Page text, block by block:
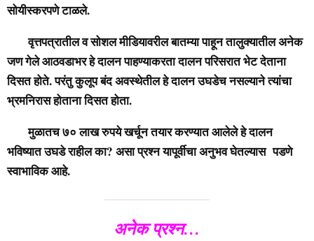
सोयीस्करपणे टाळले.
वृत्तपत्रातील व सोशल मीडियावरील बातम्या पाहून तालुक्यातील अनेक
जण गेले आठवडाभर हे दालन पाहण्याकरता दालन परिसरात भेट देताना
दिसत होते. परंतु कुलूप बंद अवस्थेतील हे दालन उघडेच नसल्याने त्यांचा
भ्रमनिरास होताना दिसत होता.
मुळातच ७० लाख रुपये खर्चून तयार करण्यात आलेले हे दालन
भविष्यात उघडे राहील का? असा प्रश्न यापूर्वीचा अनुभव घेतल्यास पडणे
स्वाभाविक आहे.
अनेक प्रश्न…